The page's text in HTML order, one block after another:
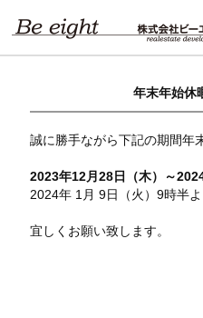
年末年始休
誠に勝手ながら下記の期間年
2023年12月28日（木）～
2024年 1月 9日（火）9時半
宜しくお願い致します。